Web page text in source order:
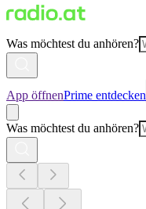
Was möchtest du anhören?
App öffnenPrime entdecken
Was möchtest du anhören?